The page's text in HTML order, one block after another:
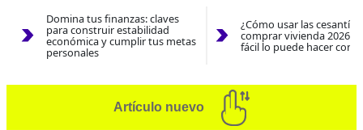
Domina tus finanzas: claves
para construir estabilidad
económica y cumplir tus metas
personales
¿Cómo usar las
comprar vivienda 2026?
fácil lo puede hacer con
Artículo nuevo